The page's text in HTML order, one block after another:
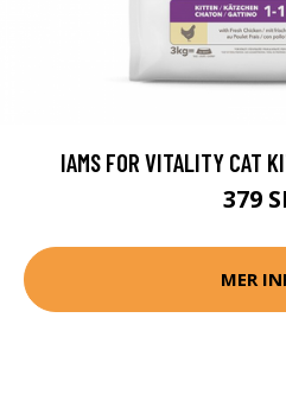
IAMS FOR VITALITY CAT
379
MER